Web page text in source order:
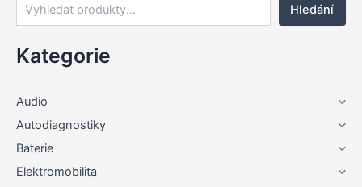
Hledání
Kategorie
Audio
Autodiagnostiky
Baterie
Elektromobilita